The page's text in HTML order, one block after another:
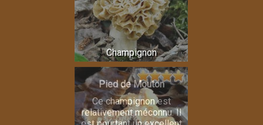
Champignon
Pied de Mouton
Ce champignon est
relativement méconnu. Il